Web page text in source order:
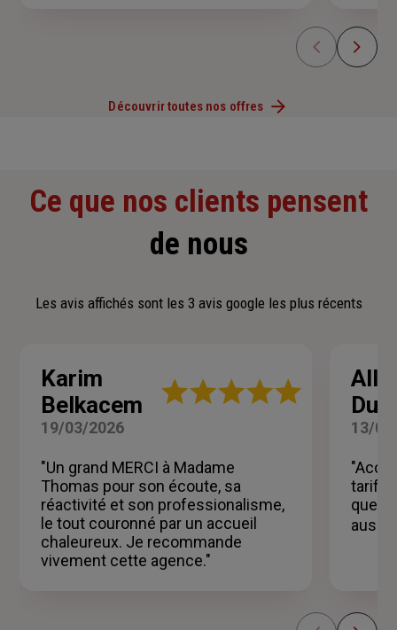
Découvrir toutes nos offres
Ce que nos clients pensent
de nous
Les avis affichés sont les 3 avis google les plus récents
Karim
Belkacem
Note
étoiles
19/03/2026
"Un grand MERCI à Madame
Thomas pour son écoute, sa
réactivité et son professionalisme,
le tout couronné par un accueil
chaleureux. Je recommande
vivement cette agence."
13/
tarifs
que
aussi